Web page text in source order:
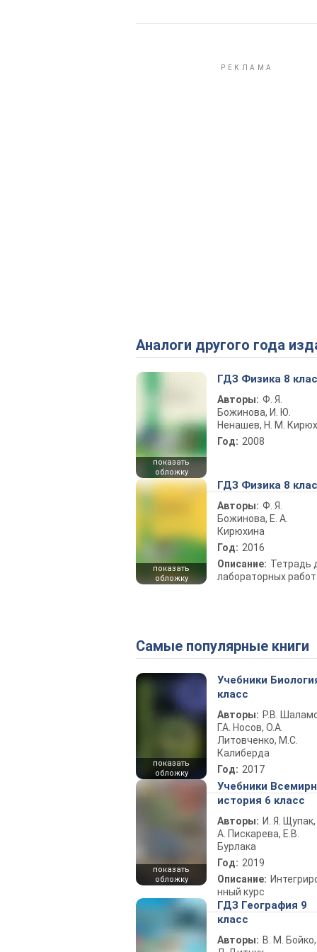
Аналоги другого года
показать
обложку
ГДЗ Физика 8
Авторы: Ф. Я.
Божинова, И. Ю.
Ненашев, Н. М.
Год: 2008
показать
обложку
ГДЗ Физика 8
Авторы: Ф. Я.
Божинова, Е. А.
Кирюхина
Год: 2016
Описание: Тетрадь
лабораторных работ
Самые популярные книги
показать
обложку
Учебники
класс
Авторы: Р.В.
Г.А. Носов, О.А.
Литовченко, М.С.
Калиберда
Год: 2017
показать
обложку
Учебники
история 6 класс
Авторы: И. Я.
А. Пискарева, Е.В.
Бурлака
Год: 2019
Описание:
нный курс
ГДЗ География 9
класс
Авторы: В. М.